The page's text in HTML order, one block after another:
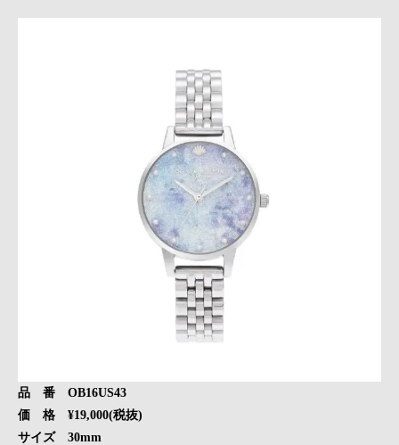
品 番 OB16US43
価 格 ¥19,000(税抜)
サイズ 30mm